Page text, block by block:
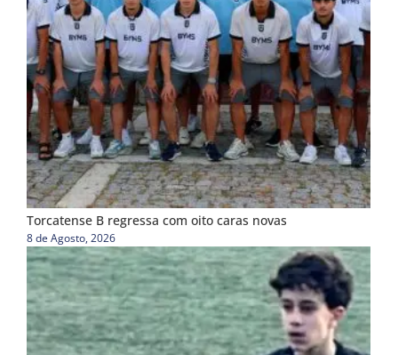
Torcatense B regressa com oito caras novas
8 de Agosto, 2026